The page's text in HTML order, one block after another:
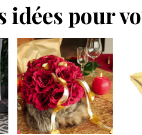
idées pour